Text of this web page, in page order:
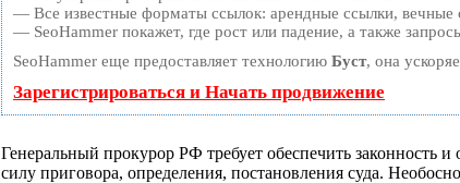
— Все известные форматы ссылок: арендные ссылки, вечные
— SeoHammer покажет, где рост или падение, а также
SeoHammer еще предоставляет технологию Буст, она
Зарегистрироваться и Начать продвижение
Генеральный прокурор РФ требует обеспечить законность
силу приговора, определения, постановления суда.